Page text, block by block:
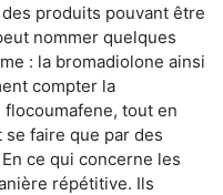
produits pouvant être
nommer quelques
: la bromadiolone ainsi
compter la
tout en
faire que par des
ce qui concerne les
répétitive. Ils